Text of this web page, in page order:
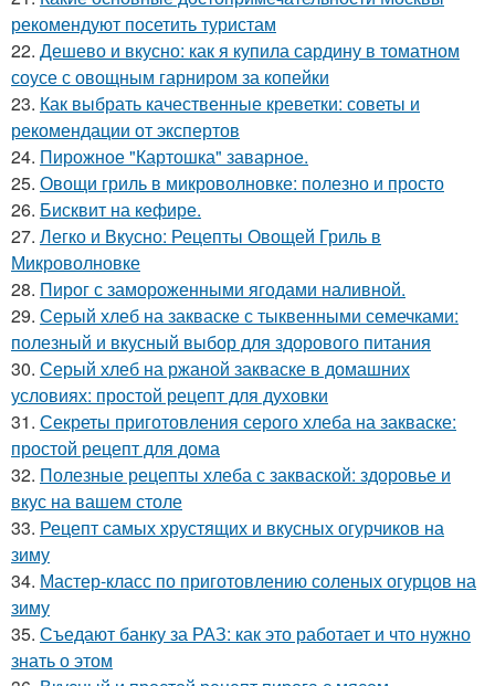
рекомендуют посетить туристам
22. Дешево и вкусно: как я купила сардину в томатном
соусе с овощным гарниром за копейки
23. Как выбрать качественные креветки: советы и
рекомендации от экспертов
24. Пирожное "Картошка" заварное.
25. Овощи гриль в микроволновке: полезно и просто
26. Бисквит на кефире.
27. Легко и Вкусно: Рецепты Овощей Гриль в
Микроволновке
28. Пирог с замороженными ягодами наливной.
29. Серый хлеб на закваске с тыквенными семечками:
полезный и вкусный выбор для здорового питания
30. Серый хлеб на ржаной закваске в домашних
условиях: простой рецепт для духовки
31. Секреты приготовления серого хлеба на закваске:
простой рецепт для дома
32. Полезные рецепты хлеба с закваской: здоровье и
вкус на вашем столе
33. Рецепт самых хрустящих и вкусных огурчиков на
зиму
34. Мастер-класс по приготовлению соленых огурцов на
зиму
35. Съедают банку за РАЗ: как это работает и что нужно
знать о этом